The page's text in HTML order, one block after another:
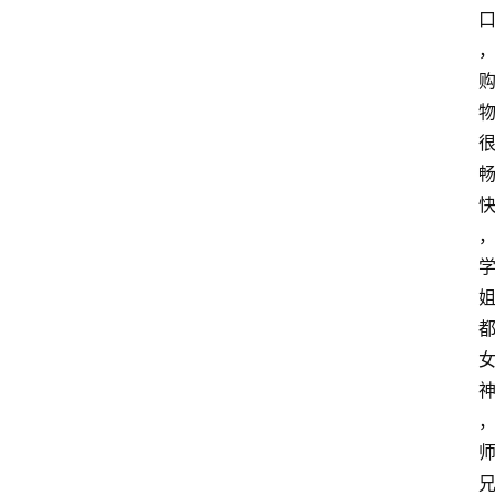
口
，
购
物
很
畅
快
，
学
姐
都
女
神
，
师
兄